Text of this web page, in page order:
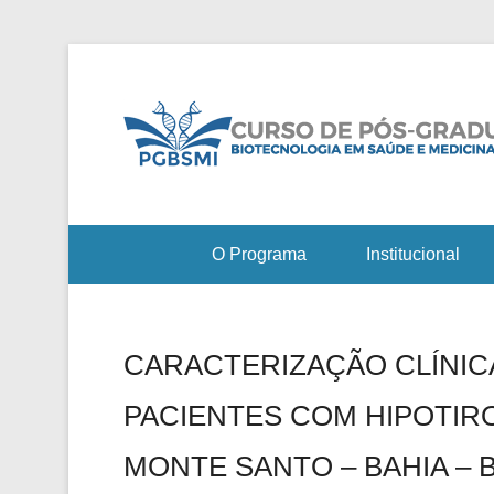
O Programa Institucional
CARACTERIZAÇÃO
PACIENTES COM
MONTE SANTO – BAHIA –